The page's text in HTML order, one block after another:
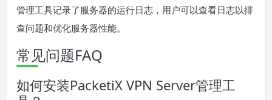
管理工具记录了服务器的运行日志，用户可以查看日志以排
查问题和优化服务器性能。
常见问题FAQ
如何安装PacketiX VPN Server管理工